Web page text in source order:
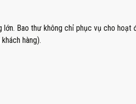
Bao thư không chỉ phục vụ cho hoạt
hàng).